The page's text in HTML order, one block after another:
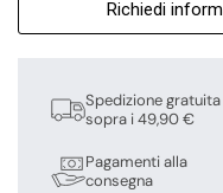
Richiedi
Spedizione gratuita
sopra i 49,90 €
Pagamenti alla
consegna